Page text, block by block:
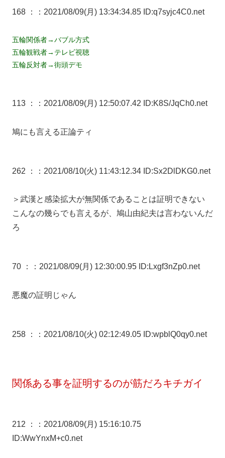
168 ： ：2021/08/09(月) 13:34:34.85 ID:q7syjc4C0.net
五輪関係者→バブル方式
五輪観戦者→テレビ視聴
五輪反対者→街頭デモ
113 ： ：2021/08/09(月) 12:50:07.42 ID:K8S/JqCh0.net
鳩にも言える正論ティ
262 ： ：2021/08/10(火) 11:43:12.34 ID:Sx2DlDKG0.net
＞武漢と感染拡大が無関係であることは証明できない
こんなの幾らでも言えるが、鳩山由紀夫は言わないんだ
ろ
70 ： ：2021/08/09(月) 12:30:00.95 ID:Lxgf3nZp0.net
悪魔の証明じゃん
258 ： ：2021/08/10(火) 02:12:49.05 ID:wpblQ0qy0.net
関係ある事を証明するのが筋だろキチガイ
212 ：
：2021/08/09(月) 15:16:10.75
ID:WwYnxM+c0.net